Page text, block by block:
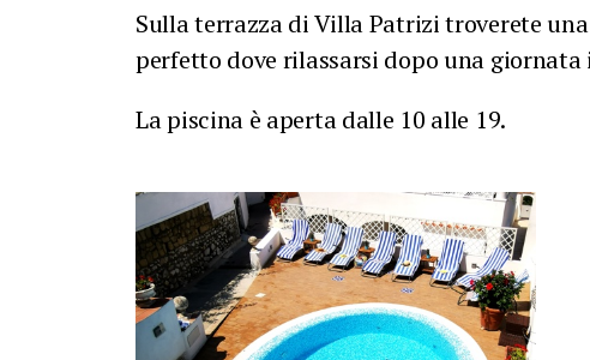
Sulla terrazza di Villa Patrizi troverete
perfetto dove rilassarsi dopo una
La piscina è aperta dalle 10 alle 19.